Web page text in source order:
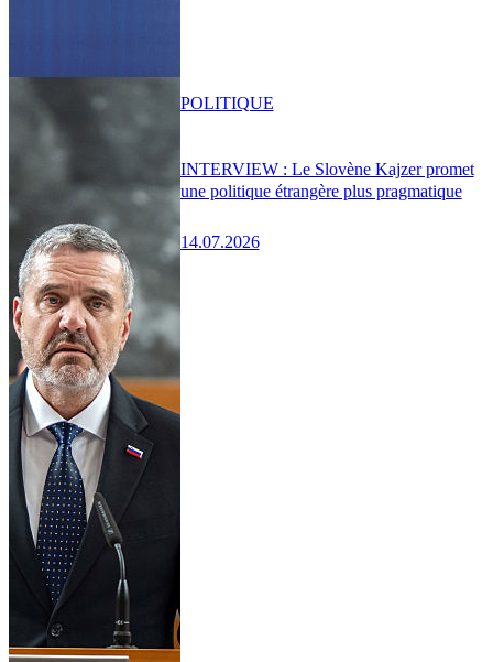
INTERVIEW : Le Slovène Kajzer promet
une politique étrangère plus pragmatique
14.07.2026
POLITIQUE